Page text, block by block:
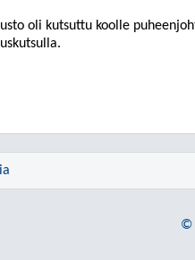
oli kutsuttu koolle
©